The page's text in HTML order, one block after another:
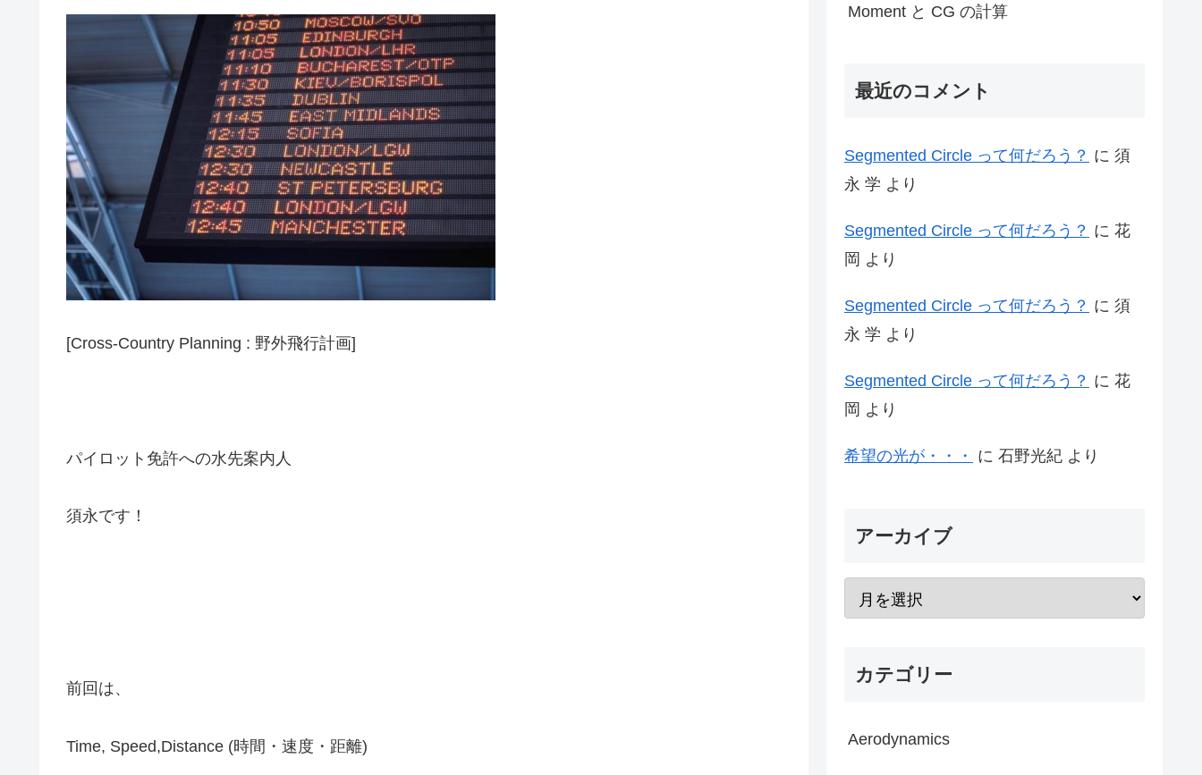
[Cross-Country Planning : 野外飛行計画]
パイロット免許への水先案内人
須永です！
前回は、
Time, Speed,Distance (時間・速度・距離)
Moment と CG の計算
最近のコメント
Segmented Circle って何だろう？ に 須
永 学 より
Segmented Circle って何だろう？ に 花
岡 より
Segmented Circle って何だろう？ に 須
永 学 より
Segmented Circle って何だろう？ に 花
岡 より
希望の光が・・・ に 石野光紀 より
アーカイブ
カテゴリー
Aerodynamics